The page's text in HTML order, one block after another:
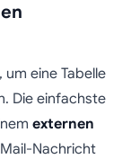
eine Tabelle
Die einfachste
externen
Nachricht